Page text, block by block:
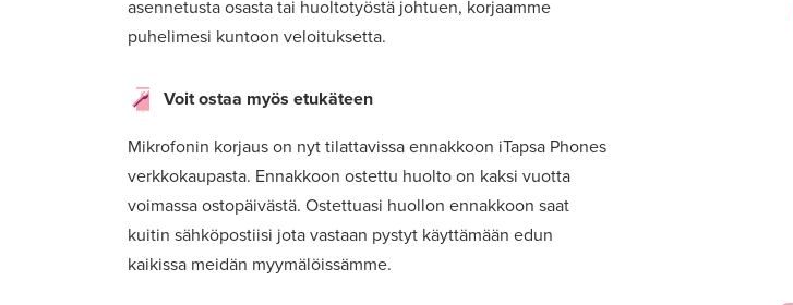
asennetusta osasta tai huoltotyöstä johtuen, korjaamme
puhelimesi kuntoon veloituksetta.
Voit ostaa myös etukäteen
Mikrofonin korjaus on nyt tilattavissa ennakkoon iTapsa Phones
verkkokaupasta. Ennakkoon ostettu huolto on kaksi vuotta
voimassa ostopäivästä. Ostettuasi huollon ennakkoon saat
kuitin sähköpostiisi jota vastaan pystyt käyttämään edun
kaikissa meidän myymälöissämme.